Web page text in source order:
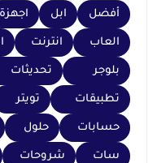
أفضل ابل اجهزة
العاب انترنت
بلوجر تحديثات
تطبيقات تويتر
حسابات حلول
سات شروحات